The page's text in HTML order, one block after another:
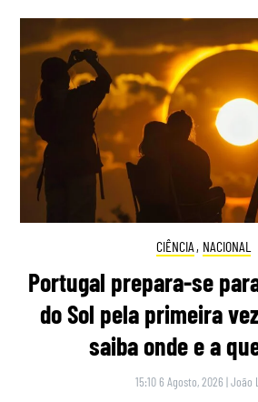
CIÊNCIA , NACIONAL
Portugal prepara-se
do Sol pela primeira
saiba onde e a
15:10 6 Agosto, 2026 |João